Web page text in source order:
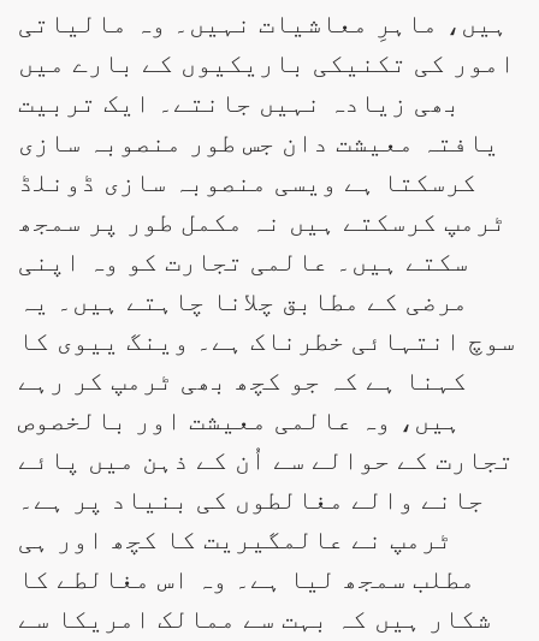
ہیں، ماہرِ معاشیات نہیں۔ وہ مالیاتی
امور کی تکنیکی باریکیوں کے بارے میں
بھی زیادہ نہیں جانتے۔ ایک تربیت
یافتہ معیشت دان جس طور منصوبہ سازی
کرسکتا ہے ویسی منصوبہ سازی ڈونلڈ
ٹرمپ کرسکتے ہیں نہ مکمل طور پر سمجھ
سکتے ہیں۔ عالمی تجارت کو وہ اپنی
مرضی کے مطابق چلانا چاہتے ہیں۔ یہ
سوچ انتہائی خطرناک ہے۔ وینگ ییوی کا
کہنا ہے کہ جو کچھ بھی ٹرمپ کر رہے
ہیں، وہ عالمی معیشت اور بالخصوص
تجارت کے حوالے سے اُن کے ذہن میں پائے
جانے والے مغالطوں کی بنیاد پر ہے۔
ٹرمپ نے عالمگیریت کا کچھ اور ہی
مطلب سمجھ لیا ہے۔ وہ اس مغالطے کا
شکار ہیں کہ بہت سے ممالک امریکا سے